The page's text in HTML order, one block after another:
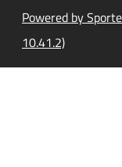
Powered by
10.41.2)